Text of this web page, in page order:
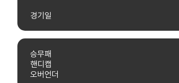
경기일
승무패
핸디캡
오버언더